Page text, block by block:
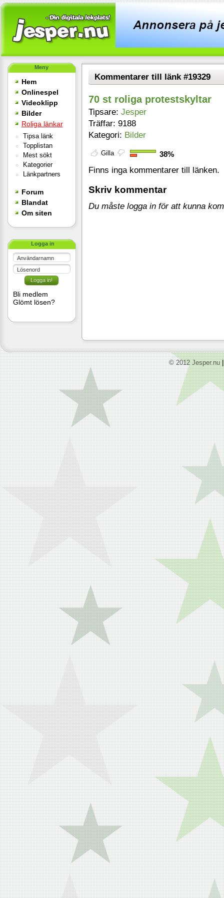
Meny
Hem
Onlinespel
Videoklipp
Bilder
Roliga länkar
Tipsa länk
Topplistan
Mest sökt
Kategorier
Länkpartners
Forum
Blandat
Om siten
Logga in
Användarnamn
Lösenord
Bli medlem
Glömt lösen?
Kommentarer till länk #19329
70 st roliga protestskyltar
Tipsare: Jesper
Träffar: 9188
Kategori: Bilder
Gilla 38%
Finns inga kommentarer till länken.
Skriv kommentar
Du måste logga in för att kunna
© 2012 Jesper.nu